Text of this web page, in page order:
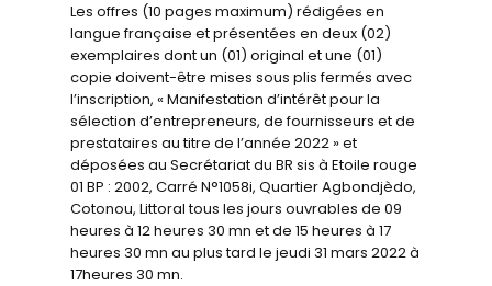
Les offres (10 pages maximum) rédigées en
langue française et présentées en deux (02)
exemplaires dont un (01) original et une (01)
copie doivent-être mises sous plis fermés avec
l’inscription, « Manifestation d’intérêt pour la
sélection d’entrepreneurs, de fournisseurs et de
prestataires au titre de l’année 2022 » et
déposées au Secrétariat du BR sis à Etoile rouge
01 BP : 2002, Carré N°1058i, Quartier Agbondjèdo,
Cotonou, Littoral tous les jours ouvrables de 09
heures à 12 heures 30 mn et de 15 heures à 17
heures 30 mn au plus tard le jeudi 31 mars 2022 à
17heures 30 mn.